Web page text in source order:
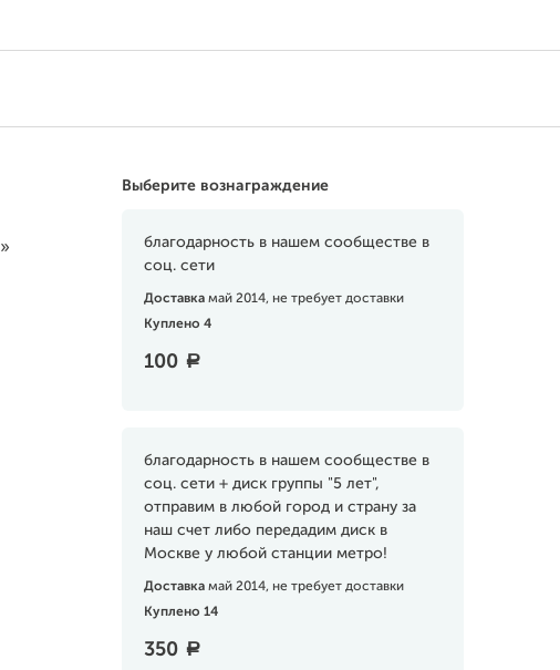
Выберите вознаграждение
благодарность в нашем сообществе в
соц. сети
Доставка май 2014, не требует доставки
Куплено 4
100 a
благодарность в нашем сообществе в
соц. сети + диск группы "5 лет",
отправим в любой город и страну за
наш счет либо передадим диск в
Москве у любой станции метро!
Доставка май 2014, не требует доставки
Куплено 14
350 a
»